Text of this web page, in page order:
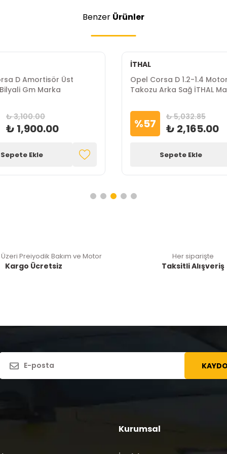
Benzer Ürünler
D Amortisör Üst
Gm Marka
₺ 3,100.00
₺ 1,900.00
Sepete Ekle
İTHAL
Opel Corsa D 1.2-1.4
Takozu Arka Sağ İTHAL
%57 ₺ 5,032.85
₺ 2,165.00
Sepete Ekle
Üzeri Preiyodik Bakım ve Motor
Kargo Ücretsiz
Her siparişte
Taksitli Alışveriş
Kurumsal